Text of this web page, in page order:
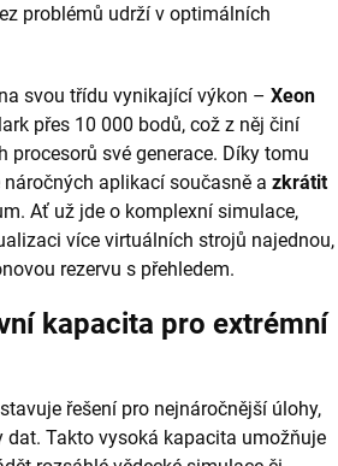
problémů udrží v optimálních
svou třídu vynikající výkon – Xeon
přes 10 000 bodů, což z něj činí
své generace. Díky tomu
aplikací současně a zkrátit
Ať už jde o komplexní simulace,
více virtuálních strojů najednou,
rezervu s přehledem.
kapacita pro extrémní
řešení pro nejnáročnější úlohy,
Takto vysoká kapacita umožňuje